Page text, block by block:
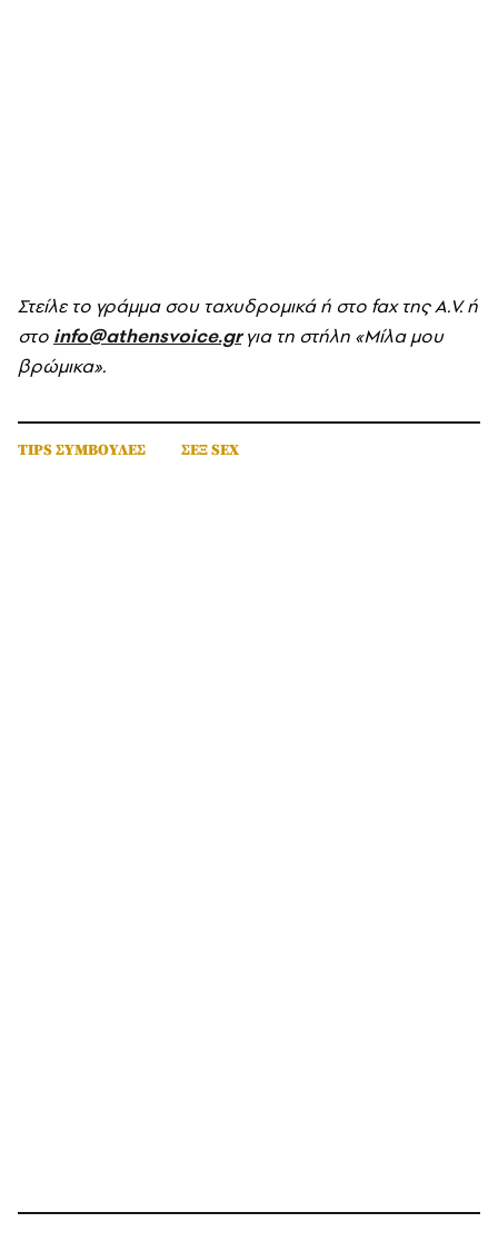
Στείλε το γράμμα σου ταχυδρομικά ή στο fax της A.V. ή
στο info@athensvoice.grγια τη στήλη «Μίλα μου
βρώμικα».
TIPS ΣΥΜΒΟΥΛΕΣ ΣΕΞ SEX